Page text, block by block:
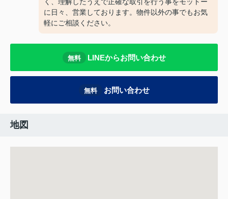
く、理解したうえで正確な取引を行う事をモットー
に日々、営業しております。物件以外の事でもお気
軽にご相談ください。
無料 LINEからお問い合わせ
無料 お問い合わせ
地図